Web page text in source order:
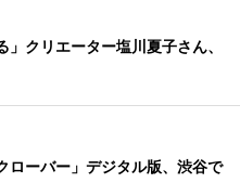
」クリエーター塩川夏子さん、
ローバー」デジタル版、渋谷で